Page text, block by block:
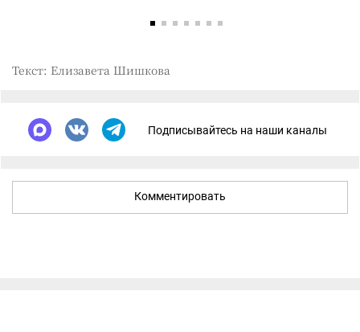
Текст: Елизавета Шишкова
Подписывайтесь на наши каналы
Комментировать